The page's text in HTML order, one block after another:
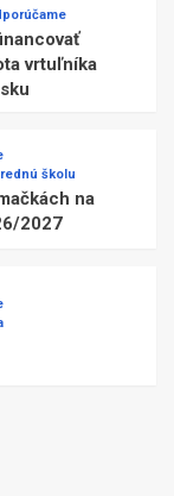
vrtuľníka
školu
na
2027